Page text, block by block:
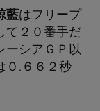
藍はフリープ
て２０番手だ
ーシアＧＰ以
０.６６２秒